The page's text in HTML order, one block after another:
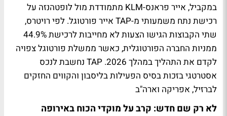
במקביל, אייר פראנס-KLM מתמודדת מול לופטהנזה על
רכישת נתח משמעותי מ-TAP אייר פורטוגל. לפי רויטרס,
שתי הקבוצות הגישו הצעות לא מחייבות לרכישת 44.9%
ממניות החברה הפורטוגלית, כאשר ממשלת פורטוגל צפויה
לקדם את התהליך במהלך 2026. TAP נחשבת לנכס
אסטרטגי בזכות בסיס הפעילות בליסבון והקווים החזקים
לברזיל, אפריקה וארה"ב
לא רק שם חדש: קרב על מוקדי הכוח באירופה